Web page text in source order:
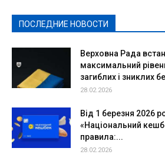
ПОСЛЕДНИЕ НОВОСТИ
Верховна Рада
максимальний
загиблих і зниклих
28.02.2026
Від 1 березня 2026
«Національний
правила:...
28.02.2026